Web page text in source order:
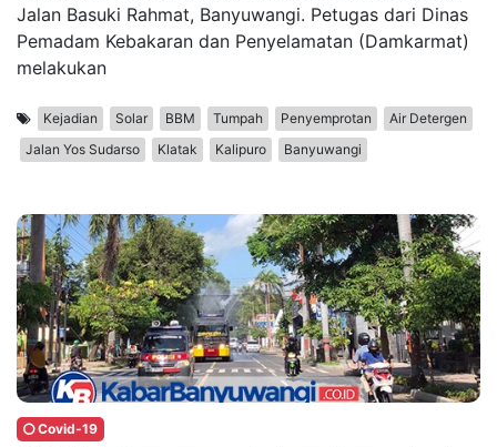
Jalan Basuki Rahmat, Banyuwangi. Petugas dari Dinas
Pemadam Kebakaran dan Penyelamatan (Damkarmat)
melakukan
Kejadian Solar BBM Tumpah Penyemprotan
Air Detergen
Jalan Yos Sudarso
Klatak Kalipuro Banyuwangi
Covid-19